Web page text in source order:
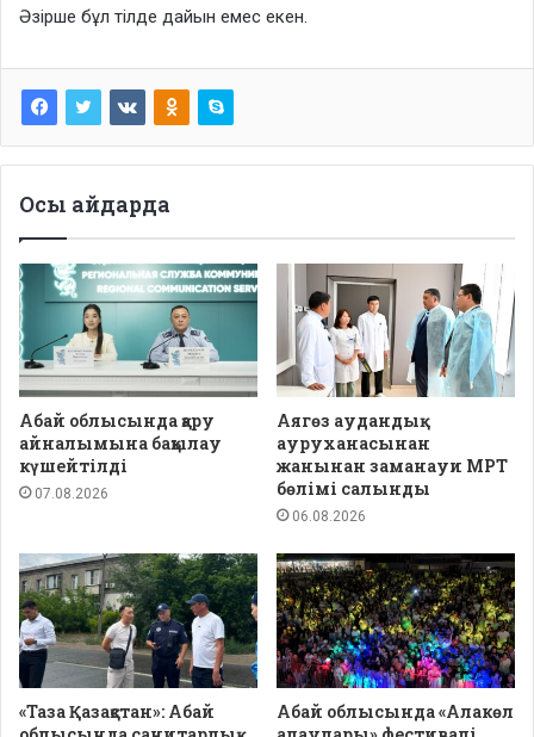
Әзірше бұл тілде дайын емес екен.
Осы айдарда
Абай облысында қару
айналымына бақылау
күшейтілді
07.08.2026
Аягөз аудандық
ауруханасынан
жанынан заманауи МРТ
бөлімі салынды
06.08.2026
«Таза Қазақстан»: Абай
Абай облысында «Алакөл